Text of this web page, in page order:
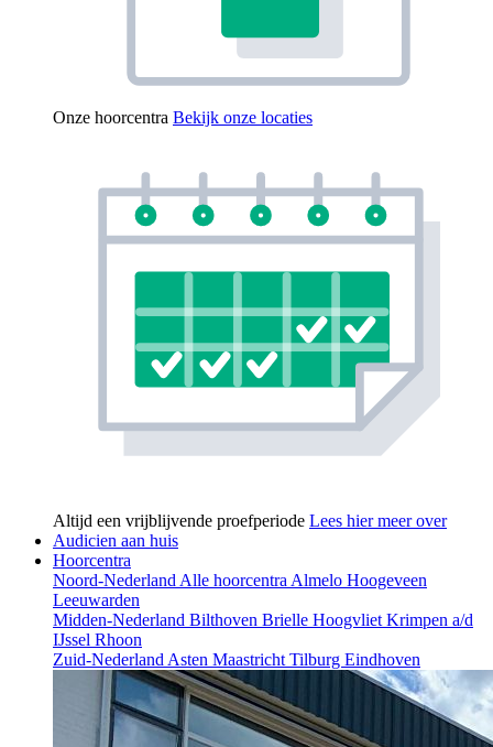
Onze hoorcentra Bekijk onze locaties
Altijd een vrijblijvende proefperiode Lees hier meer over
Audicien aan huis
Hoorcentra
Noord-Nederland Alle hoorcentra Almelo Hoogeveen
Leeuwarden
Midden-Nederland Bilthoven Brielle Hoogvliet Krimpen a/d
IJssel Rhoon
Zuid-Nederland Asten Maastricht Tilburg Eindhoven